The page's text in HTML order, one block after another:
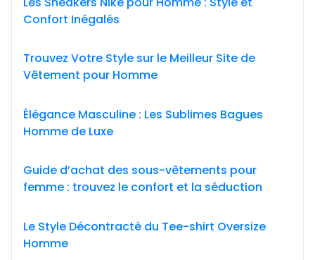
Confort Inégalés
Trouvez Votre Style sur le Meilleur Site de
Vêtement pour Homme
Élégance Masculine : Les Sublimes Bagues
Homme de Luxe
Guide d’achat des sous-vêtements pour
femme : trouvez le confort et la séduction
Le Style Décontracté du Tee-shirt Oversize
Homme